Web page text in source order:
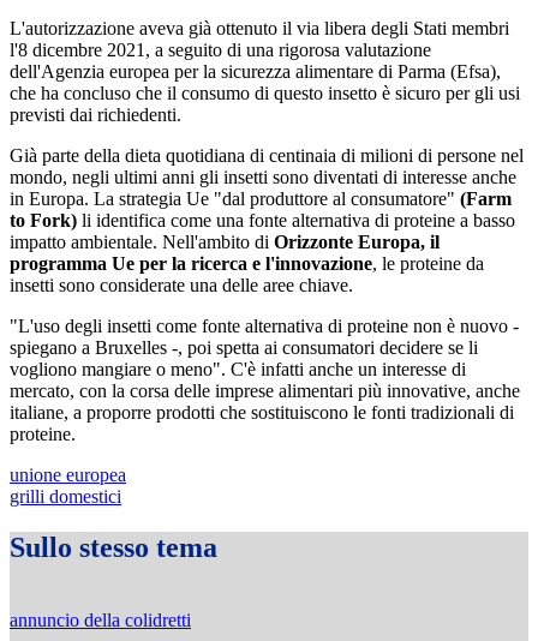
L'autorizzazione aveva già ottenuto il via libera degli Stati membri
l'8 dicembre 2021, a seguito di una rigorosa valutazione
dell'Agenzia europea per la sicurezza alimentare di Parma (Efsa),
che ha concluso che il consumo di questo insetto è sicuro per gli usi
previsti dai richiedenti.
Già parte della dieta quotidiana di centinaia di milioni di persone nel
mondo, negli ultimi anni gli insetti sono diventati di interesse anche
in Europa. La strategia Ue "dal produttore al consumatore" (Farm
to Fork) li identifica come una fonte alternativa di proteine a basso
impatto ambientale. Nell'ambito di Orizzonte Europa, il
programma Ue per la ricerca e l'innovazione, le proteine da
insetti sono considerate una delle aree chiave.
"L'uso degli insetti come fonte alternativa di proteine non è nuovo -
spiegano a Bruxelles -, poi spetta ai consumatori decidere se li
vogliono mangiare o meno". C'è infatti anche un interesse di
mercato, con la corsa delle imprese alimentari più innovative, anche
italiane, a proporre prodotti che sostituiscono le fonti tradizionali di
proteine.
unione europea
grilli domestici
Sullo stesso tema
annuncio della colidretti